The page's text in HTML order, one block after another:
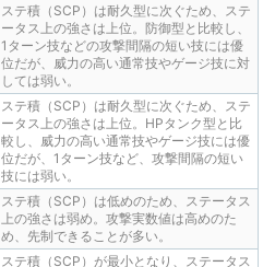
ステ積（SCP）は耐久型に次ぐため、ステ
ータス上の強さは上位。防御型と比較し、
1ターン技などの攻撃間隔の短い技には優
位だが、威力の高い通常技やゲージ技に対
しては弱い。
ステ積（SCP）は耐久型に次ぐため、ステ
ータス上の強さは上位。HPタンク型と比
較し、威力の高い通常技やゲージ技には優
位だが、1ターン技など、攻撃間隔の短い
技には弱い。
ステ積（SCP）は低めのため、ステータス
上の強さは弱め。攻撃実数値は高めのた
め、先制できることが多い。
ステ積（SCP）が最小となり、ステータス